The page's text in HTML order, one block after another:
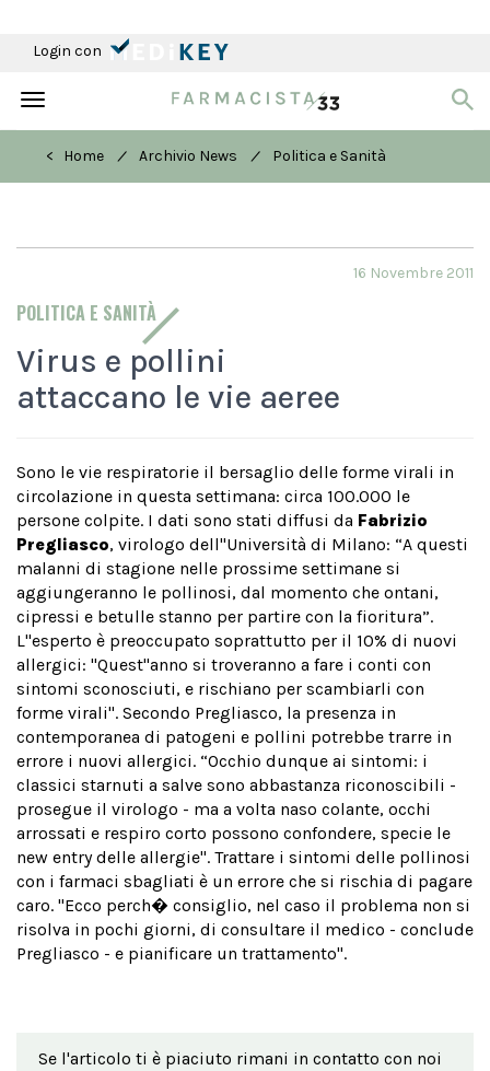
Login con
Toggle
< Home
/ Archivio News / Politica e Sanità
POLITICA E SANITÀ
16 Novembre 2011
Virus e pollini
attaccano le vie aeree
Sono le vie respiratorie il bersaglio delle forme virali in
circolazione in questa settimana: circa 100.000 le
persone colpite. I dati sono stati diffusi da Fabrizio
Pregliasco, virologo dell''Università di Milano: “A questi
malanni di stagione nelle prossime settimane si
aggiungeranno le pollinosi, dal momento che ontani,
cipressi e betulle stanno per partire con la fioritura”.
L''esperto è preoccupato soprattutto per il 10% di nuovi
allergici: "Quest''anno si troveranno a fare i conti con
sintomi sconosciuti, e rischiano per scambiarli con
forme virali". Secondo Pregliasco, la presenza in
contemporanea di patogeni e pollini potrebbe trarre in
errore i nuovi allergici. “Occhio dunque ai sintomi: i
classici starnuti a salve sono abbastanza riconoscibili -
prosegue il virologo - ma a volta naso colante, occhi
arrossati e respiro corto possono confondere, specie le
new entry delle allergie". Trattare i sintomi delle pollinosi
con i farmaci sbagliati è un errore che si rischia di pagare
caro. "Ecco perch� consiglio, nel caso il problema non si
risolva in pochi giorni, di consultare il medico - conclude
Pregliasco - e pianificare un trattamento".
Se l'articolo ti è piaciuto rimani in contatto con noi